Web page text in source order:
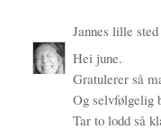
Jannes lille sted
Hei june.
Gratulerer så
Og selvfølgelig
Tar to lodd så